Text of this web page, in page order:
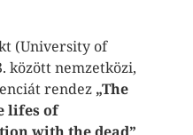
(University of
között nemzetközi,
rendez „The
lifes of